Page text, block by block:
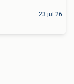
23 jul 26